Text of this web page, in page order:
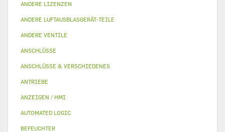
ANDERE LIZENZEN
ANDERE LUFTAUSBLASGERÄT-TEILE
ANDERE VENTILE
ANSCHLÜSSE
ANSCHLÜSSE & VERSCHIEDENES
ANTRIEBE
ANZEIGEN / HMI
AUTOMATED LOGIC
BEFEUCHTER